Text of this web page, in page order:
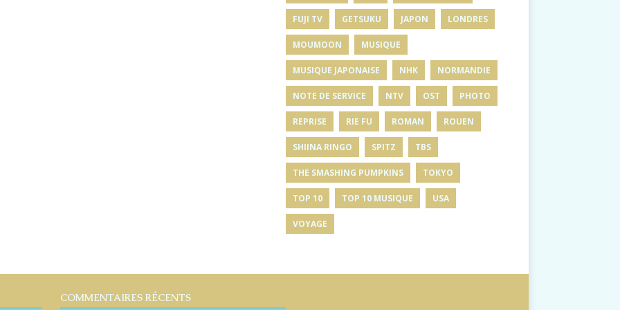
FUJI TV GETSUKU JAPON LONDRES
MOUMOON MUSIQUE
MUSIQUE JAPONAISE NHK NORMANDIE
NOTE DE SERVICE NTV OST PHOTO
REPRISE RIE FU ROMAN ROUEN
SHIINA RINGO SPITZ TBS
THE SMASHING PUMPKINS TOKYO
TOP 10 TOP 10 MUSIQUE USA
VOYAGE
COMMENTAIRES RÉCENTS